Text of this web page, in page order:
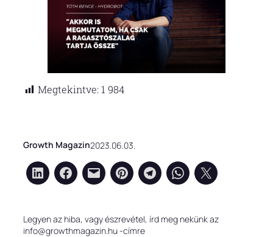
Megtekintve:1 984
Growth Magazin2023.06.03.
Legyen az hiba, vagy észrevétel, írd meg nekünk az
info@growthmagazin.hu -címre